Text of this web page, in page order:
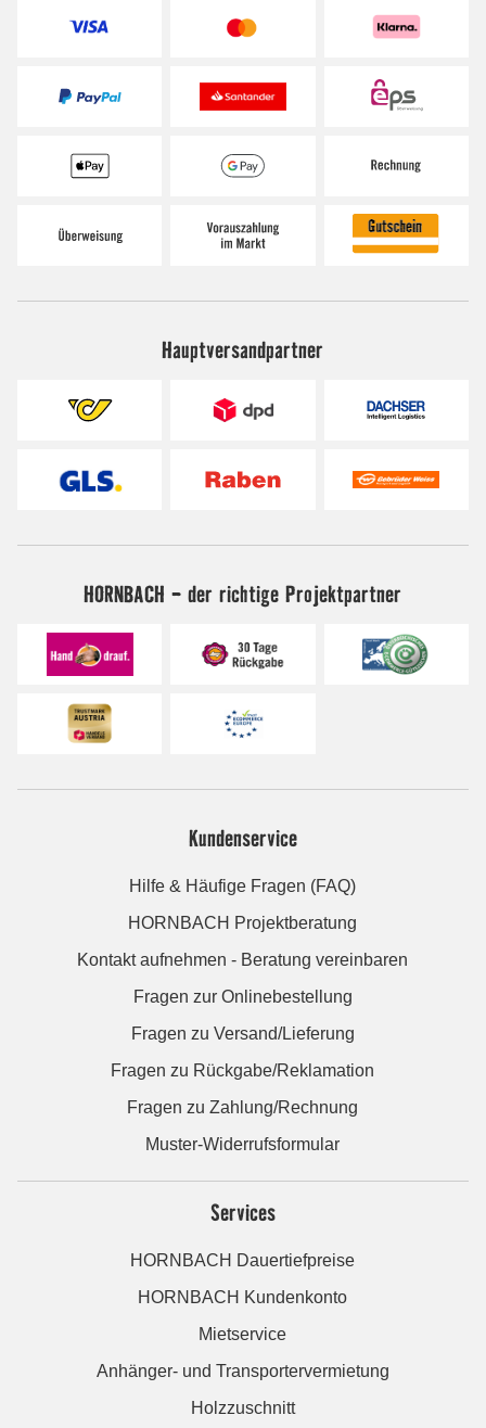
Hauptversandpartner
HORNBACH - der richtige Projektpartner
Kundenservice
Hilfe & Häufige Fragen (FAQ)
HORNBACH Projektberatung
Kontakt aufnehmen - Beratung vereinbaren
Fragen zur Onlinebestellung
Fragen zu Versand/Lieferung
Fragen zu Rückgabe/Reklamation
Fragen zu Zahlung/Rechnung
Muster-Widerrufsformular
Services
HORNBACH Dauertiefpreise
HORNBACH Kundenkonto
Mietservice
Anhänger- und Transportervermietung
Holzzuschnitt